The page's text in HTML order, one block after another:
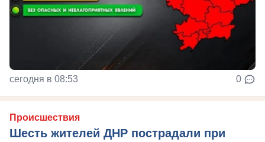
сегодня в 08:53 0
Происшествия
Шесть жителей ДНР пострадали при